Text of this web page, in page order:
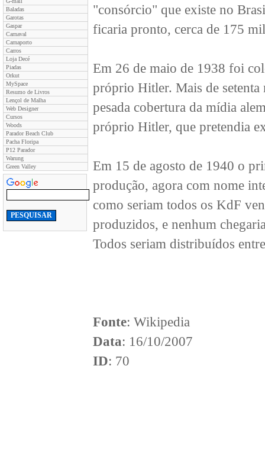
Baladas
Garotas
Gaspar
Carnaval
Carnaporto
Carros
Loja Decé
Piadas
Orkut
MySpace
Resumo de Livros
Lençol de Malha
Web Designer
Cursos
Woods
Parador Beach Club
Pacha Floripa
P12 Parador
Warung
Green Valley
"consórcio" que existe no
ficaria pronto, cerca de 175
Em 26 de maio de 1938 foi
próprio Hitler. Mais de setenta
pesada cobertura da mídia
próprio Hitler, que pretendia
Em 15 de agosto de 1940 o
produção, agora com nome
como seriam todos os KdF
produzidos, e nenhum
Todos seriam distribuídos
Fonte: Wikipedia
Data: 16/10/2007
ID: 70